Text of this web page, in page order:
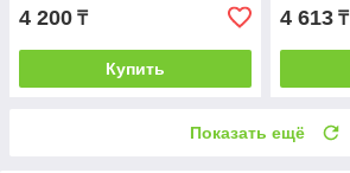
4 200 ₸
Купить
4 613 ₸
Показать ещё